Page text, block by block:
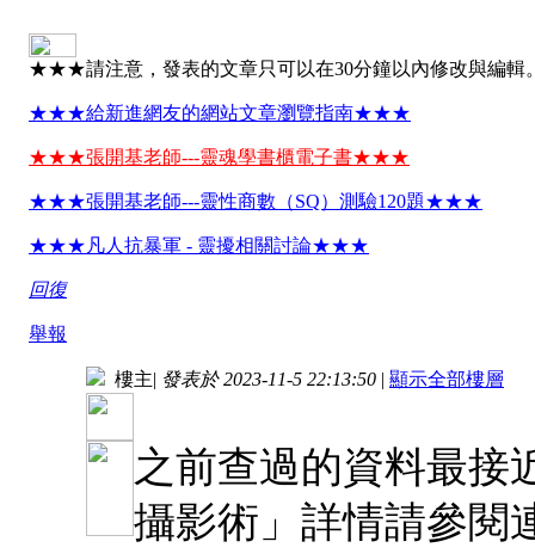
★★★請注意，發表的文章只可以在30分鐘以內修改與編
★★★給新進網友的網站文章瀏覽指南★★★
★★★張開基老師---靈魂學書櫃電子書★★★
★★★張開基老師---靈性商數（SQ）測驗120題★★★
★★★凡人抗暴軍 - 靈擾相關討論★★★
回復
舉報
樓主| 發表於 2023-11-5 22:13:50 | 顯示全部樓層
之前查過的資料最接
攝影術」詳情請參閱